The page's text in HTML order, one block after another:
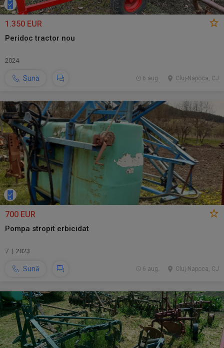
1.350 EUR
Peridoc tractor nou
2024
Sună Cluj-Napoca, CJ
6 aug.
700 EUR
Pompa stropit erbicidat
7 | 2023
Sună Cluj-Napoca, CJ
6 aug.